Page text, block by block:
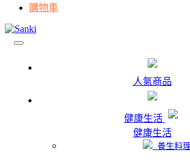
購物車
人氣商品
健康生活
健康生活
養生料